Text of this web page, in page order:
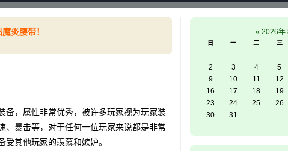
炎腰带！
，属性非常优秀，被许多玩家视为玩家装
、暴击等，对于任何一位玩家来说都是非常
其他玩家的羡慕和嫉妒。
« 2026年
日 一 二 三
2
3 4 5
9
10 11 12
16
17 18 19
23
24 25 26
30
31